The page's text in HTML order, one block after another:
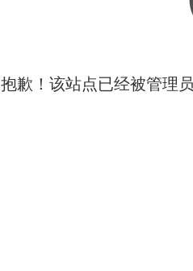
抱歉！该站点已经被管理